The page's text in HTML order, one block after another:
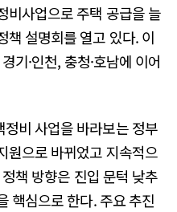
비사업으로 주택 공급을 늘
책 설명회를 열고 있다. 이
기·인천, 충청·호남에 이어
비 사업을 바라보는 정부
원으로 바뀌었고 지속적으
책 방향은 진입 문턱 낮추
핵심으로 한다. 주요 추진